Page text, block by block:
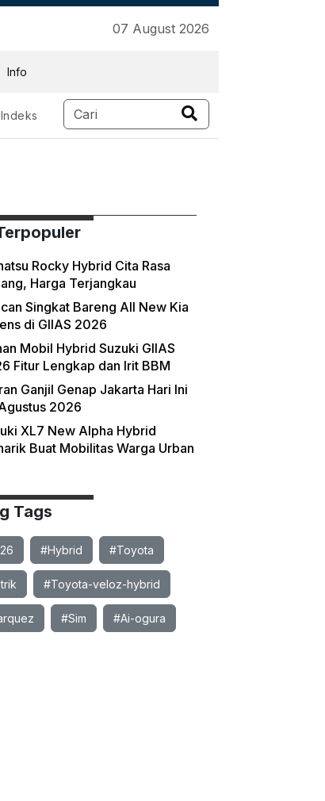
07 August 2026
Info
Indeks
Rocky Hybrid Cita Rasa
Harga Terjangkau
Singkat Bareng All New Kia
di GIIAS 2026
Mobil Hybrid Suzuki GIIAS
Fitur Lengkap dan Irit BBM
Ganjil Genap Jakarta Hari Ini
2026
XL7 New Alpha Hybrid
Buat Mobilitas Warga Urban
Tags
#Hybrid #Toyota
#Toyota-veloz-hybrid
#Sim #Ai-ogura